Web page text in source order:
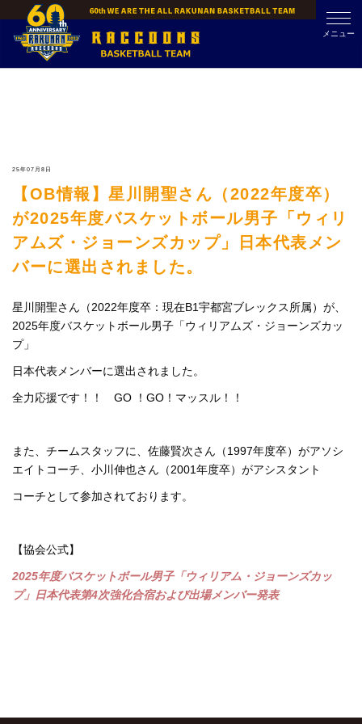
content
メニュー
25年07月8日
【OB情報】星川開聖さん（2022年度卒）
が2025年度バスケットボール男子「ウィリ
アムズ・ジョーンズカップ」日本代表メン
バーに選出されました。
星川開聖さん（2022年度卒：現在B1宇都宮ブレックス所属）が、
2025年度バスケットボール男子「ウィリアムズ・ジョーンズカッ
プ」
日本代表メンバーに選出されました。
全力応援です！！ GO ！GO！マッスル！！
また、チームスタッフに、佐藤賢次さん（1997年度卒）がアソシ
エイトコーチ、小川伸也さん（2001年度卒）がアシスタント
コーチとして参加されております。
【協会公式】
2025年度バスケットボール男子「ウィリアム・ジョーンズカッ
プ」日本代表第4次強化合宿および出場メンバー発表